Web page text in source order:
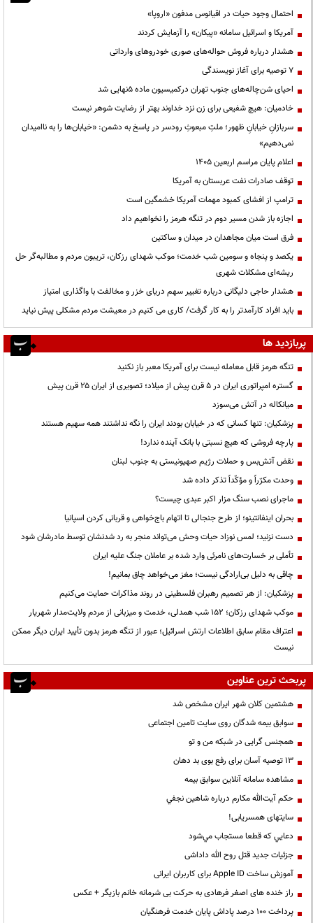
احتمال وجود حیات در اقیانوس مدفون «اروپا»
آمریکا و اسرائیل سامانه «پیکان» را آزمایش کردند
هشدار درباره فروش حواله‌های صوری خودروهای وارداتی
۷ توصیه برای آغاز نویسندگی
احیای شن‌چاله‌های جنوب تهران درکمیسیون ماده ۵نهایی شد
خادمیان: هیچ شفیعی برای زن نزد خداوند بهتر از رضایت شوهر نیست
سربازانِ خیابانِ ظهور؛ ملتِ مبعوثِ رودسر در پاسخ به دشمن: «خیابان‌ها را به ناامیدان
نمی‌دهیم»
اعلام پایان مراسم اربعین ۱۴۰۵
توقف صادرات نفت عربستان به آمریکا
ترامپ از افشای کمبود مهمات آمریکا خشمگین است
اجازه باز شدن مسیر دوم در تنگه هرمز را نخواهیم داد
فرق است میان مجاهدان در میدان و ساکتین
یکصد و پنجاه و سومین شب خدمت؛ موکب شهدای رزکان، تریبون مردم و مطالبه‌گر حل
ریشه‌ای مشکلات شهری
هشدار حاجی دلیگانی درباره تغییر سهم دریای خزر و مخالفت با واگذاری امتیاز
باید افراد کارآمدتر را به کار گرفت/ کاری می کنیم در معیشت مردم مشکلی پیش نیاید
پربازدید ها
تنگه هرمز قابل معامله نیست برای آمریکا معبر باز نکنید
گستره امپراتوری ایران در ۵ قرن پیش از میلاد؛ تصویری از ایران ۲۵ قرن پیش
میانکاله در آتش می‌سوزد
پزشکیان: تنها کسانی که در خیابان بودند ایران را نگه نداشتند همه سهیم هستند
پارچه فروشی که هیچ نسبتی با بانک آینده ندارد!
نقض آتش‌بس و حملات رژیم صهیونیستی به جنوب لبنان
وحدت مکرّراً و مؤکّداً تذکر داده شد
ماجرای نصب سنگ مزار اکبر عبدی چیست؟
بحران اینفانتینو؛ از طرح جنجالی تا اتهام باج‌خواهی و قربانی کردن اسپانیا
دست نزنید؛ لمس نوزاد حیات وحش می‌تواند منجر به رد شدنشان توسط مادرشان شود
تأملی بر خسارت‌های نامرئی وارد شده بر عاملان جنگ علیه ایران
چاقی به دلیل بی‌ارادگی نیست؛ مغز می‌خواهد چاق بمانیم!
پزشکیان: از هر تصمیم رهبران فلسطینی در روند مذاکرات حمایت می‌کنیم
موکب شهدای رزکان؛ ۱۵۲ شب همدلی، خدمت و میزبانی از مردم ولایت‌مدار شهریار
اعتراف مقام سابق اطلاعات ارتش اسرائیل؛ عبور از تنگه هرمز بدون تأیید ایران دیگر ممکن
نیست
پربحث ترین عناوین
هشتمین کلان شهر ایران مشخص شد
سوابق بیمه شدگان روی سایت تامین اجتماعی
همجنس گرایی در شبکه من و تو
13 توصیه آسان برای رفع بوی بد دهان
مشاهده سامانه آنلاين سوابق بیمه
حكم آيت‌الله مكارم درباره شاهين نجفي
سایتهای همسریابی!
دعايي كه قطعا مستجاب مي‌شود
جزئیات جدید قتل روح الله داداشی
آموزش ساخت Apple ID برای کاربران ایرانی
راز خنده های اصغر فرهادی به حرکت بی شرمانه خانم بازیگر + عکس
پرداخت ۱۰۰ درصد پاداش پایان خدمت فرهنگیان